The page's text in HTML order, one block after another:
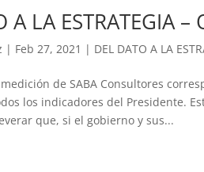
A LA ESTRATEGIA –
| Feb 27, 2021 | DEL DATO A LA
de SABA Consultores
los indicadores del Presidente.
que, si el gobierno y sus...